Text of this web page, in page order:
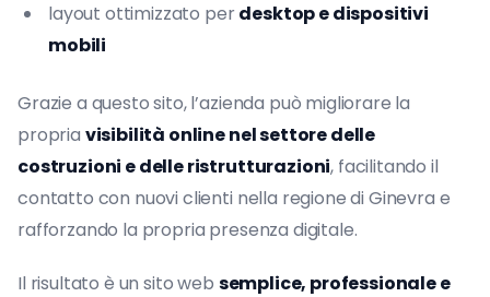
layout ottimizzato perdesktop e dispositivi
mobili
Grazie a questo sito, l’azienda può migliorare la
propria visibilità online nel settore delle
costruzioni e delle ristrutturazioni, facilitando il
contatto con nuovi clienti nella regione di Ginevra e
rafforzando la propria presenza digitale.
Il risultato è un sito web semplice, professionale e